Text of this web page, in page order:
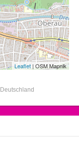
Leaflet | OSM Mapnik
Deutschland